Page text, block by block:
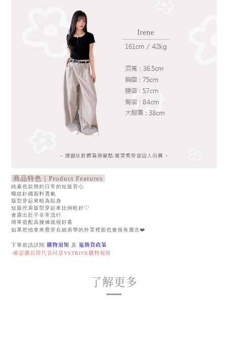
商品特色｜Product Features
純素色款簡約日常的短版背心
螺紋針織面料透氣
版型穿起來較為貼身
短版挖肩版型穿起來比例較好♡
會露出肚子非常流行
簡單搭配高腰褲就很好看
如果把他拿來疊穿在細肩帶的外罩裡面也會很有層次❤️
下單前請詳閱 購物須知 及 退換貨政策
-確認購買即代表同意YSTRIVE購物規則
了解更多